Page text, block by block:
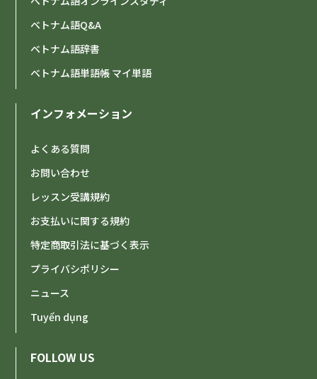
ベトナム語Q&A
ベトナム語辞書
ベトナム語単語帳 マイ単語
インフォメーション
よくある質問
お問い合わせ
レッスン受講規約
お支払いに関する規約
特定商取引法に基づく表示
プライバシポリシー
ニュース
Tuyển dụng
FOLLOW US